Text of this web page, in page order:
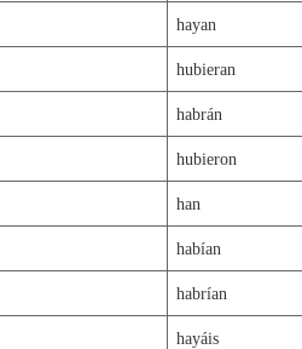
hayan
hubieran
habrán
hubieron
han
habían
habrían
hayáis